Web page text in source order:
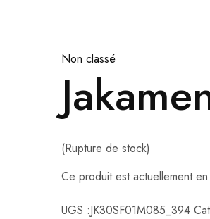
Non classé
(Rupture de stock)
Ce produit est actuellement
UGS :JK30SF01M085_394